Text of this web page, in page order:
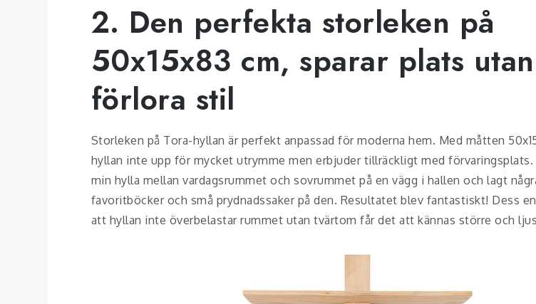
2. Den perfekta storleken på
50x15x83 cm, sparar plats
förlora stil
Storleken på Tora-hyllan är perfekt anpassad för moderna hem. Med måtten
hyllan inte upp för mycket utrymme men erbjuder tillräckligt med förvaringsplats.
min hylla mellan vardagsrummet och sovrummet på en vägg i hallen och lagt
favoritböcker och små prydnadssaker på den. Resultatet blev fantastiskt! Dess
att hyllan inte överbelastar rummet utan tvärtom får det att kännas större och